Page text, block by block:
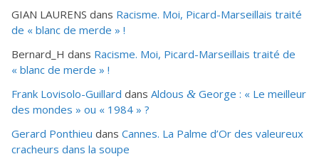
GIAN LAURENS dans Racisme. Moi, Picard-Marseillais traité
de « blanc de merde » !
Bernard_H dans Racisme. Moi, Picard-Marseillais traité de
« blanc de merde » !
Frank Lovisolo-Guillard dans Aldous & George : « Le meilleur
des mondes » ou « 1984 » ?
Gerard Ponthieu dans Cannes. La Palme d’Or des valeureux
cracheurs dans la soupe